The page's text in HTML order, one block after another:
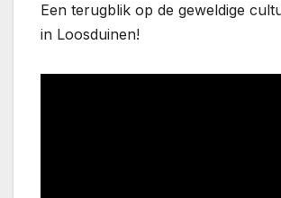
Een terugblik op de geweldige
in Loosduinen!